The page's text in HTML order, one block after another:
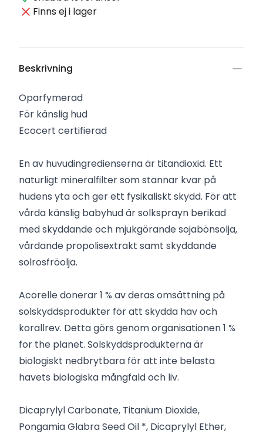
Finns ej i lager
Beskrivning
Oparfymerad
För känslig hud
Ecocert certifierad
En av huvudingredienserna är titandioxid. Ett
naturligt mineralfilter som stannar kvar på
hudens yta och ger ett fysikaliskt skydd. För att
vårda känslig babyhud är solksprayn berikad
med skyddande och mjukgörande sojabönsolja,
vårdande propolisextrakt samt skyddande
solrosfröolja.
Acorelle donerar 1 % av deras omsättning på
solskyddsprodukter för att skydda hav och
korallrev. Detta görs genom organisationen 1 %
for the planet. Solskyddsprodukterna är
biologiskt nedbrytbara för att inte belasta
havets biologiska mångfald och liv.
Dicaprylyl Carbonate, Titanium Dioxide,
Pongamia Glabra Seed Oil *, Dicaprylyl Ether,